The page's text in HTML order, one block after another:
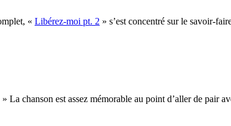
« Libérez-moi pt. 2 » s’est concentré sur le savoir-
» La chanson est assez mémorable au point d’aller de pair